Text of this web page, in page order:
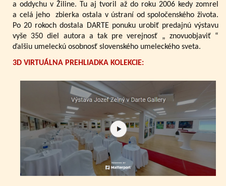
a oddychu v Žiline. Tu aj tvoril až do roku 2006 kedy zomrel
a celá jeho zbierka ostala v ústraní od spoločenského života.
Po 20 rokoch dostala DARTE ponuku urobiť predajnú výstavu
vyše 350 diel autora a tak pre verejnosť „ znovuobjaviť “
ďalšiu umeleckú osobnosť slovenského umeleckého sveta.
3D VIRTUÁLNA PREHLIADKA KOLEKCIE: